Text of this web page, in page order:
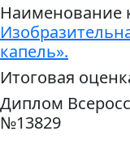
Наименование
капель».
Итоговая
Диплом
№13829